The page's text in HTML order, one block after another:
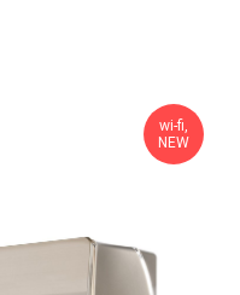
wi-fi,
NEW